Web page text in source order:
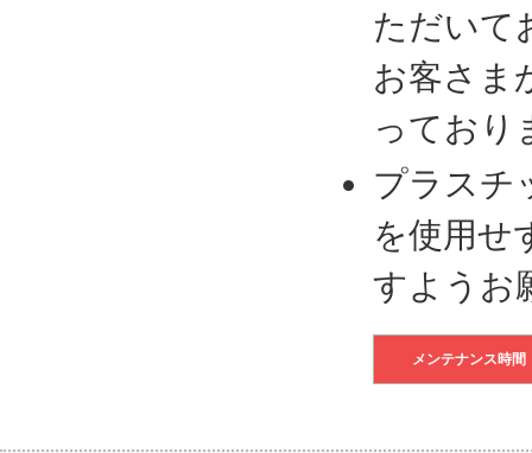
ただいて
お客さま
っており
プラスチ
を使用せ
すようお
メンテナンス時間